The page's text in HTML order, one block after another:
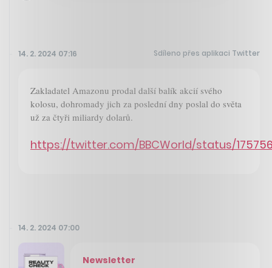
14. 2. 2024 07:16 Sdíleno přes aplikaci Twitter
Zakladatel Amazonu prodal další balík akcií svého
kolosu, dohromady jich za poslední dny poslal do světa
už za čtyři miliardy dolarů.
https://twitter.com/BBCWorld/status/
14. 2. 2024 07:00
Newsletter